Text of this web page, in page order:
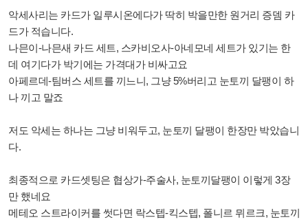
악세사리는 카드가 일루시온에다가 딱히 박을만한 원거리 증뎀 카
드가 적습니다.
나믄이-나믄새 카드 세트, 스카비오사-아네모네 세트가 있기는 한
데 여기다가 박기에는 가격대가 비싸고요
아페르데-팀버스 세트를 끼느니, 그냥 5%버리고 눈토끼 달팽이 하
나 끼고 말죠
저도 악세는 하나는 그냥 비워두고, 눈토끼 달팽이 한장만 박았습니
다.
최종적으로 카드셋팅은 협상가-주술사, 눈토끼달팽이 이렇게 3장
만 했네요
메테오 스트라이커를 썻다면 락스텝-킥스텝, 폴니르 뮈르크, 눈토끼